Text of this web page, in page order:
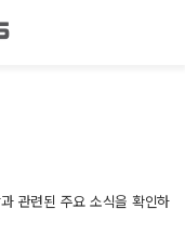
관련된 주요 소식을 확인하